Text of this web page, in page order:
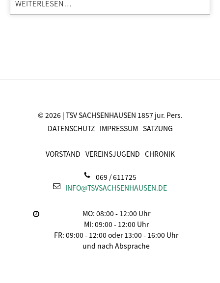
WEITERLESEN…
© 2026 | TSV SACHSENHAUSEN 1857 jur. Pers.
DATENSCHUTZ IMPRESSUM SATZUNG
VORSTAND VEREINSJUGEND CHRONIK
069 / 611725
INFO@TSVSACHSENHAUSEN.DE
MO: 08:00 - 12:00 Uhr
MI: 09:00 - 12:00 Uhr
FR: 09:00 - 12:00 oder 13:00 - 16:00 Uhr
und nach Absprache